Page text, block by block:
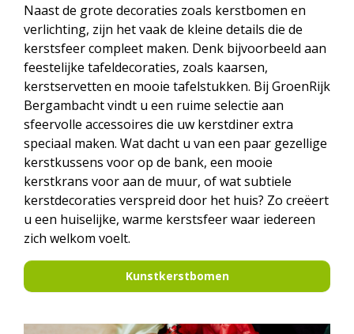
Naast de grote decoraties zoals kerstbomen en
verlichting, zijn het vaak de kleine details die de
kerstsfeer compleet maken. Denk bijvoorbeeld aan
feestelijke tafeldecoraties, zoals kaarsen,
kerstservetten en mooie tafelstukken. Bij GroenRijk
Bergambacht vindt u een ruime selectie aan
sfeervolle accessoires die uw kerstdiner extra
speciaal maken. Wat dacht u van een paar gezellige
kerstkussens voor op de bank, een mooie
kerstkrans voor aan de muur, of wat subtiele
kerstdecoraties verspreid door het huis? Zo creëert
u een huiselijke, warme kerstsfeer waar iedereen
zich welkom voelt.
Kunstkerstbomen